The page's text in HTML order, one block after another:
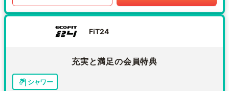
FiT24
充実と満足の会員特典
シャワー